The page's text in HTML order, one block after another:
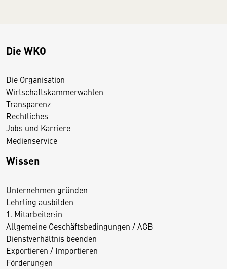
Die WKO
Die Organisation
Wirtschaftskammerwahlen
Transparenz
Rechtliches
Jobs und Karriere
Medienservice
Wissen
Unternehmen gründen
Lehrling ausbilden
1. Mitarbeiter:in
Allgemeine Geschäftsbedingungen / AGB
Dienstverhältnis beenden
Exportieren / Importieren
Förderungen